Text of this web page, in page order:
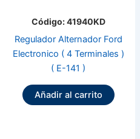
Código: 41940KD
Regulador Alternador Ford
Electronico ( 4 Terminales )
( E-141 )
Añadir al carrito